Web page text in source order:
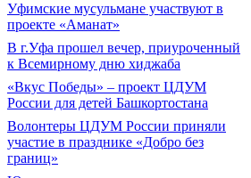
Уфимские мусульмане участвуют в
проекте «Аманат»
В г.Уфа прошел вечер, приуроченный
к Всемирному дню хиджаба
«Вкус Победы» – проект ЦДУМ
России для детей Башкортостана
Волонтеры ЦДУМ России приняли
участие в празднике «Добро без
границ»